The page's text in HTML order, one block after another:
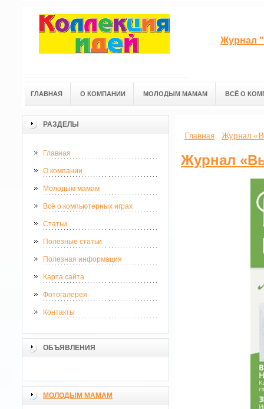
Журнал
ГЛАВНАЯ О КОМПАНИИ МОЛОДЫМ МАМАМ ВСЁ О
РАЗДЕЛЫ
Главная
О компании
Молодым мамам
Всё о компьютерных играх
Статьи
Полезные статьи
Полезная информация
Карта сайта
Фотогалерея
Контакты
ОБЪЯВЛЕНИЯ
МОЛОДЫМ МАМАМ
Главная Журнал
Журнал